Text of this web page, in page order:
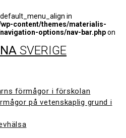
in
content/themes/materialis-
options/nav-bar.phpon
SVERIGE
förmågor i förskolan
på vetenskaplig grund i